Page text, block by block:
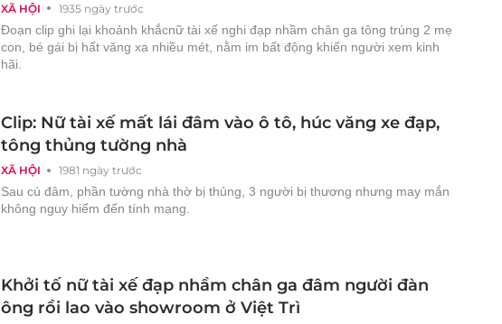
XÃ HỘI 1935 ngày trước
Đoạn clip ghi lại khoảnh khắcnữ tài xế nghi đạp nhầm chân ga tông trúng 2 mẹ
con, bé gái bị hất văng xa nhiều mét, nằm im bất động khiến người xem kinh
hãi.
XÃ HỘI 1981 ngày trước
Clip: Nữ tài xế mất lái đâm vào ô tô, húc văng xe đạp,
tông thủng tường nhà
Sau cú đâm, phần tường nhà thờ bị thủng, 3 người bị thương nhưng may mắn
không nguy hiểm đến tính mạng.
Khởi tố nữ tài xế đạp nhầm chân ga đâm người đàn
ông rồi lao vào showroom ở Việt Trì